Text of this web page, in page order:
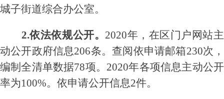
城子街道综合办公室。
2.依法依规公开。 2020年， 在区门户网站主
动公开政府信息206条。查阅依申请邮箱230次，
编制全清单数据78项。 2020年各项信息主动公开
率为100%。 依申请公开信息2件。